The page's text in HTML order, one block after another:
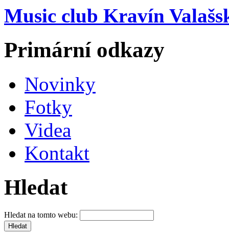
Music club Kravín
Primární odkazy
Novinky
Fotky
Videa
Kontakt
Hledat
Hledat na tomto webu: